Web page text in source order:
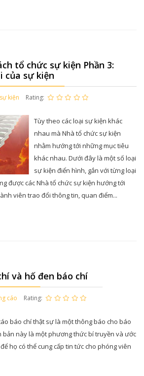
tổ chức sự kiện Phần 3:
của sự kiện
kiện Rating:
Tùy theo các loại sự kiện khác
nhau mà Nhà tổ chức sự kiện
nhằm hướng tới những mục tiêu
khác nhau. Dưới đây là một số loại
sự kiện điển hình, gắn với từng loại
được các Nhà tổ chức sự kiện hướng tới
viên trao đổi thông tin, quan điểm...
và hố đen báo chí
cáo Rating:
báo chí thật sự là một thông báo cho báo
bản này là một phương thức bí truyền và ước
họ có thể cung cấp tin tức cho phóng viên